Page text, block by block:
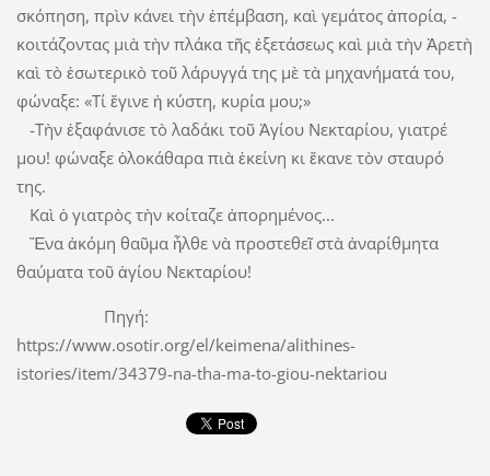
σκό­πηση, πρὶν κάνει τὴν ἐπέμβαση, καὶ γεμάτος ἀπορία, ­
κοιτάζοντας μιὰ τὴν πλάκα τῆς ­ἐξετάσεως καὶ μιὰ τὴν Ἀρετὴ
καὶ τὸ ἐσωτερικὸ τοῦ λάρυγγά της μὲ τὰ μηχανήματά του,
φώναξε: «Τί ἔγινε ἡ κύστη, κυρία μου;»
-Τὴν ἐξαφάνισε τὸ λαδάκι τοῦ Ἁγίου Νε­κταρίου, γιατρέ
μου! φώναξε ­ὁλοκάθαρα πιὰ ἐκείνη κι ἔκανε τὸν σταυρό
της.
Καὶ ὁ γιατρὸς τὴν κοίταζε ἀπορημένος...
Ἕνα ἀκόμη θαῦμα ἦλθε νὰ προστεθεῖ στὰ ἀναρίθμητα
θαύματα τοῦ ἁγίου Νεκταρίου!
Πηγή:
https://www.osotir.org/el/keimena/alithines-
istories/item/34379-na-tha-ma-to-giou-nektariou